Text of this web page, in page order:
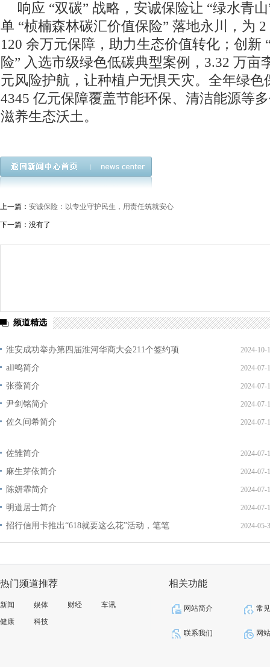
响应 “双碳” 战略，安诚保险让 “绿水青
单 “桢楠森林碳汇价值保险” 落地永川，为
120 余万元保障，助力生态价值转化；创新
险” 入选市级绿色低碳典型案例，3.32 万亩
元风险护航，让种植户无惧天灾。全年绿色
4345 亿元保障覆盖节能环保、清洁能源等
滋养生态沃土。
上一篇： 安诚保险：以专业守护民生，用责任筑就安心
下一篇：没有了
频道精选
淮安成功举办第四届淮河华商大会211个签约项 2024-10-
all鸣简介 2024-07-
张薇简介 2024-07-
尹剑铭简介 2024-07-
佐久间希简介 2024-07-
佐雏简介 2024-07-
麻生芽依简介 2024-07-
陈妍霏简介 2024-07-
明道居士简介 2024-07-
招行信用卡推出“618就要这么花”活动，笔笔 2024-05-
热门频道推荐
新闻 娱体 财经
车讯
健康
科技
相关功能
网站简介 常
联系我们 网